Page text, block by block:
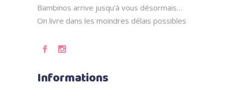
Bambinos arrive jusqu'à vous désormais…
On livre dans les moindres délais possibles
Informations